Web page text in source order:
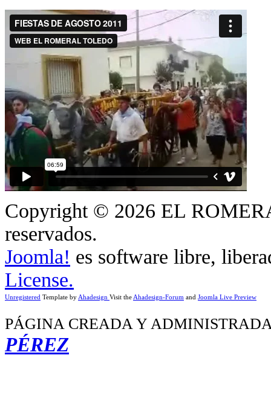
Copyright © 2026 EL
reservados.
Joomla! es software libre,
License.
Unregistered Template by Ahadesign Visit the Ahadesign-Forum and Joomla Live Preview
PÁGINA CREADA Y
PÉREZ